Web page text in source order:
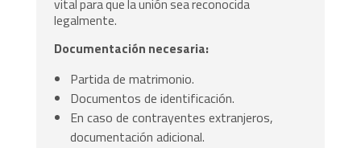
legalmente.
Documentación necesaria:
Partida de matrimonio.
Documentos de identificación.
En caso de contrayentes extranjeros,
documentación adicional.